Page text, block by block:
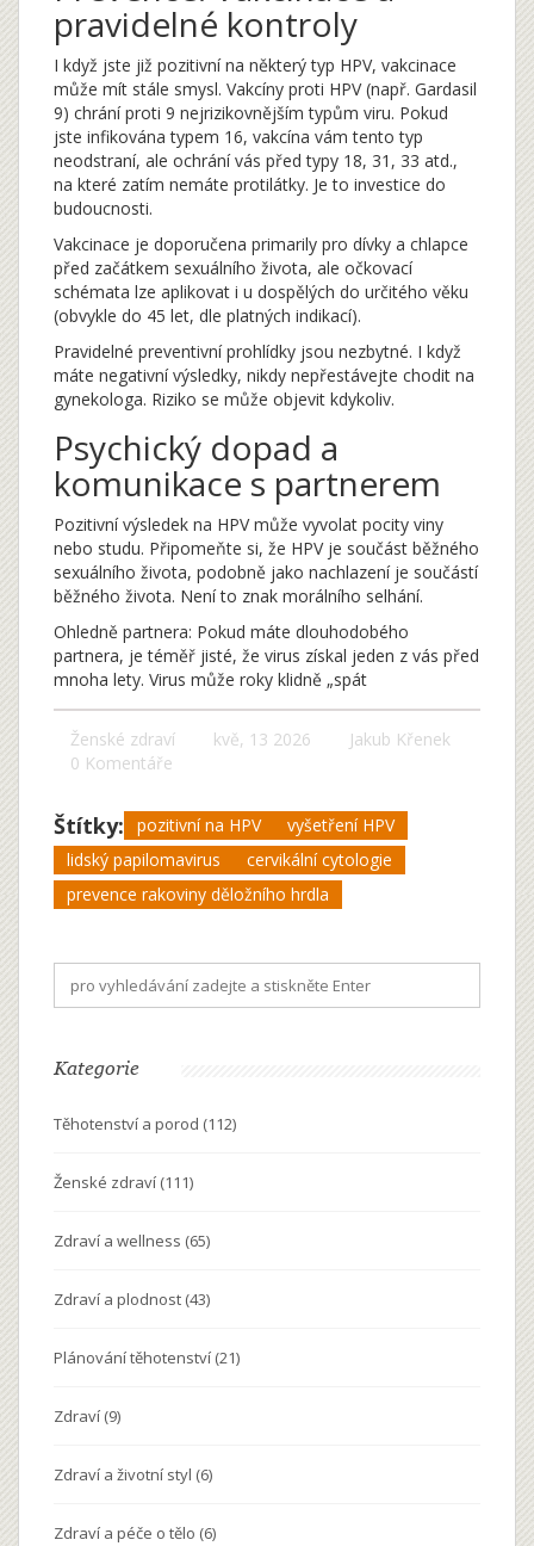
pravidelné kontroly
I když jste již pozitivní na některý typ HPV, vakcinace
může mít stále smysl. Vakcíny proti HPV (např. Gardasil
9) chrání proti 9 nejrizikovnějším typům viru. Pokud
jste infikována typem 16, vakcína vám tento typ
neodstraní, ale ochrání vás před typy 18, 31, 33 atd.,
na které zatím nemáte protilátky. Je to investice do
budoucnosti.
Vakcinace je doporučena primarily pro dívky a chlapce
před začátkem sexuálního života, ale očkovací
schémata lze aplikovat i u dospělých do určitého věku
(obvykle do 45 let, dle platných indikací).
Pravidelné preventivní prohlídky jsou nezbytné. I když
máte negativní výsledky, nikdy nepřestávejte chodit na
gynekologa. Riziko se může objevit kdykoliv.
Psychický dopad a
komunikace s partnerem
Pozitivní výsledek na HPV může vyvolat pocity viny
nebo studu. Připomeňte si, že HPV je součást běžného
sexuálního života, podobně jako nachlazení je součástí
běžného života. Není to znak morálního selhání.
Ohledně partnera: Pokud máte dlouhodobého
partnera, je téměř jisté, že virus získal jeden z vás před
mnoha lety. Virus může roky klidně „spát
Ženské zdraví kvě, 13 2026
Jakub Křenek
0 Komentáře
Štítky: pozitivní na HPV
vyšetření HPV
lidský papilomavirus
cervikální cytologie
prevence rakoviny děložního hrdla
Kategorie
Těhotenství a porod (112)
Ženské zdraví (111)
Zdraví a wellness (65)
Zdraví a plodnost (43)
Plánování těhotenství (21)
Zdraví (9)
Zdraví a životní styl (6)
Zdraví a péče o tělo (6)